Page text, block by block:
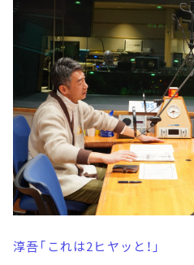
淳吾「これは2ヒヤッと！」